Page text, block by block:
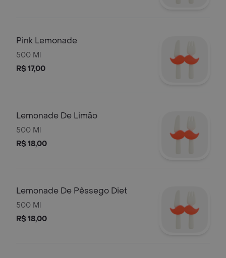
Pink Lemonade
500 Ml
R$ 17,00
Lemonade De Limão
500 Ml
R$ 18,00
Lemonade De Pêssego Diet
500 Ml
R$ 18,00